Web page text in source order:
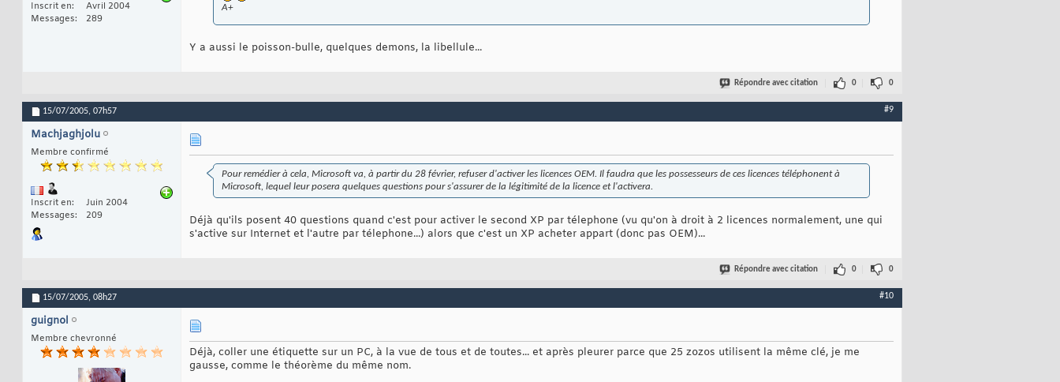
Inscrit en
Avril 2004
Messages
289
A+
Y a aussi le poisson-bulle, quelques demons, la libellule...
Répondre avec citation 0 0
15/07/2005, 07h57 #9
Machjaghjolu
Membre confirmé
Inscrit en
Juin 2004
Messages
209
Pour remédier à cela, Microsoft va, à partir du 28 février, refuser d'activer les licences OEM. Il faudra que les possesseurs de ces licences téléphonent à
Microsoft, lequel leur posera quelques questions pour s'assurer de la légitimité de la licence et l'activera.
Déjà qu'ils posent 40 questions quand c'est pour activer le second XP par télephone (vu qu'on à droit à 2 licences normalement, une qui
s'active sur Internet et l'autre par télephone...) alors que c'est un XP acheter appart (donc pas OEM)...
Répondre avec citation 0 0
15/07/2005, 08h27 #10
guignol
Membre chevronné
Déjà, coller une étiquette sur un PC, à la vue de tous et de toutes... et après pleurer parce que 25 zozos utilisent la même clé, je me
gausse, comme le théorème du même nom.